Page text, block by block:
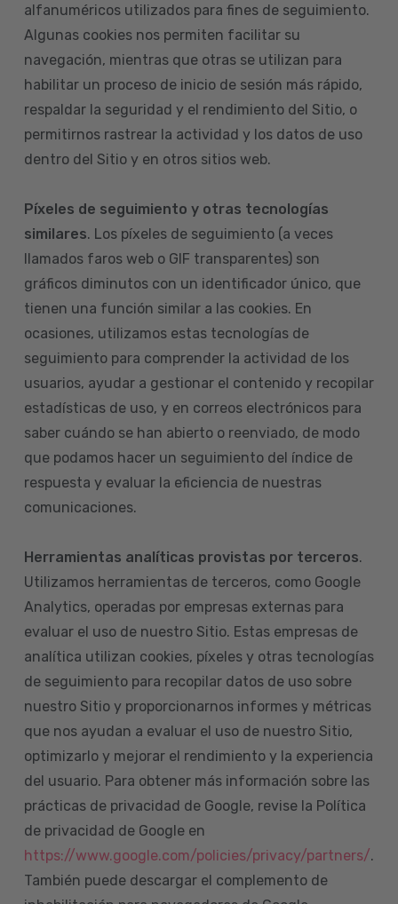
alfanuméricos utilizados para fines de seguimiento.
Algunas cookies nos permiten facilitar su
navegación, mientras que otras se utilizan para
habilitar un proceso de inicio de sesión más rápido,
respaldar la seguridad y el rendimiento del Sitio, o
permitirnos rastrear la actividad y los datos de uso
dentro del Sitio y en otros sitios web.
Píxeles de seguimiento y otras tecnologías
similares. Los píxeles de seguimiento (a veces
llamados faros web o GIF transparentes) son
gráficos diminutos con un identificador único, que
tienen una función similar a las cookies. En
ocasiones, utilizamos estas tecnologías de
seguimiento para comprender la actividad de los
usuarios, ayudar a gestionar el contenido y recopilar
estadísticas de uso, y en correos electrónicos para
saber cuándo se han abierto o reenviado, de modo
que podamos hacer un seguimiento del índice de
respuesta y evaluar la eficiencia de nuestras
comunicaciones.
Herramientas analíticas provistas por terceros.
Utilizamos herramientas de terceros, como Google
Analytics, operadas por empresas externas para
evaluar el uso de nuestro Sitio. Estas empresas de
analítica utilizan cookies, píxeles y otras tecnologías
de seguimiento para recopilar datos de uso sobre
nuestro Sitio y proporcionarnos informes y métricas
que nos ayudan a evaluar el uso de nuestro Sitio,
optimizarlo y mejorar el rendimiento y la experiencia
del usuario. Para obtener más información sobre las
prácticas de privacidad de Google, revise la Política
de privacidad de Google en
https://www.google.com/policies/privacy/partners/.
También puede descargar el complemento de